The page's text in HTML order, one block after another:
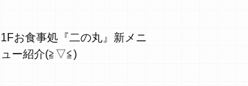
1Fお食事処『二の丸』新メニ
ュー紹介(≧▽≦)